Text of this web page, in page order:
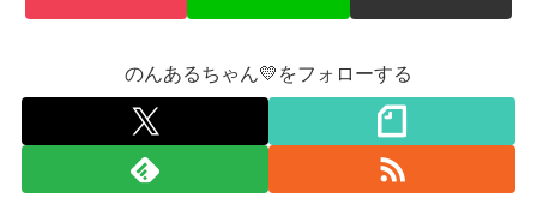
のんあるちゃん💛をフォローする